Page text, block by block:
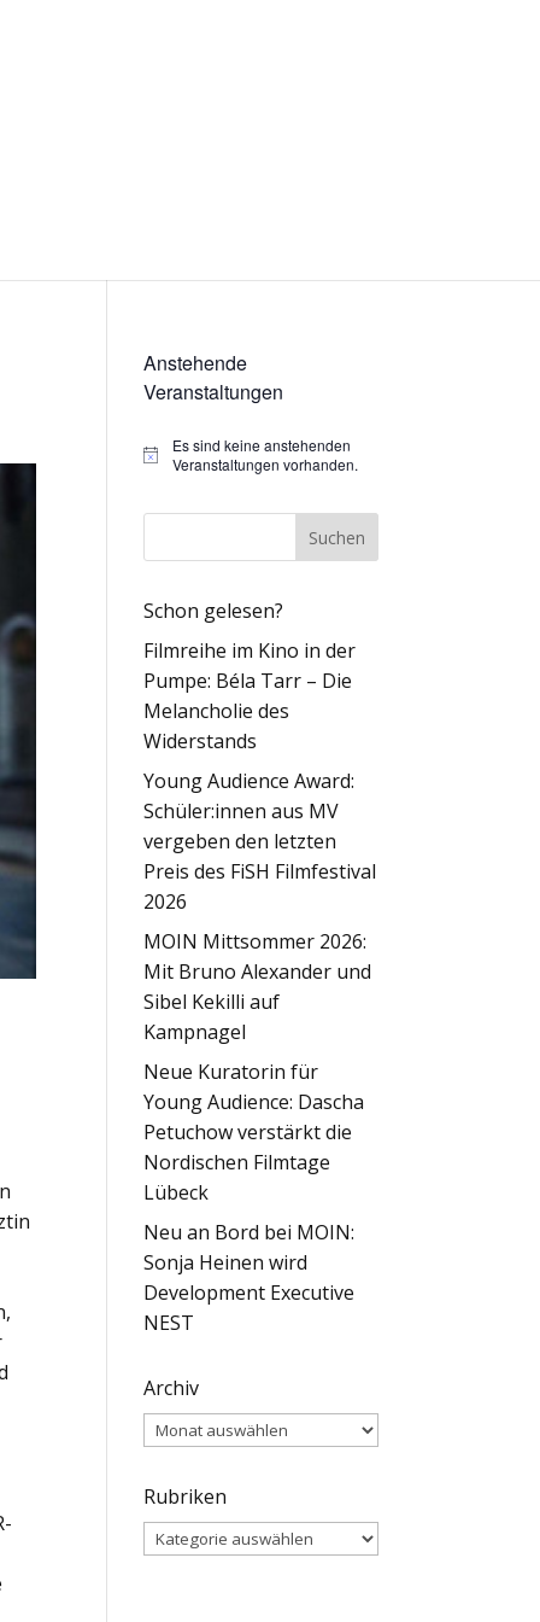
Anstehende
Veranstaltungen
Hinweis
Es sind keine anstehenden
Veranstaltungen vorhanden.
Schon gelesen?
Filmreihe im Kino in der
Pumpe: Béla Tarr – Die
Melancholie des
Widerstands
Young Audience Award:
Schüler:innen aus MV
vergeben den letzten
Preis des FiSH Filmfestival
2026
MOIN Mittsommer 2026:
Mit Bruno Alexander und
Sibel Kekilli auf
Kampnagel
Neue Kuratorin für
Young Audience: Dascha
Petuchow verstärkt die
Nordischen Filmtage
Lübeck
Neu an Bord bei MOIN:
Sonja Heinen wird
Development Executive
NEST
Archiv
Archiv
Rubriken
Rubriken